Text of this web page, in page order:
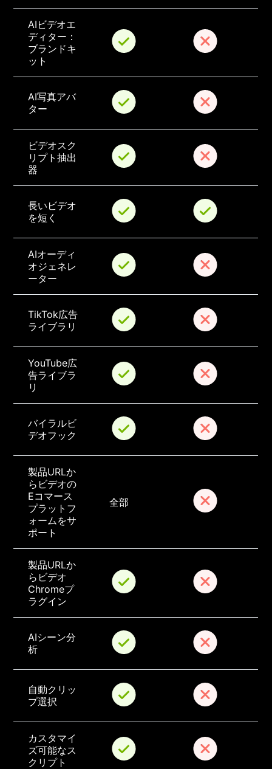
AIビデオエ
ディター：
ブランドキ
ット
AI写真アバ
ター
ビデオスク
リプト抽出
器
長いビデオ
を短く
AIオーディ
オジェネレ
ーター
TikTok広告
ライブラリ
YouTube広
告ライブラ
リ
バイラルビ
デオフック
製品URLか
らビデオの
Eコマース
プラットフ
ォームをサ
ポート
全部
製品URLか
らビデオ
Chromeプ
ラグイン
AIシーン分
析
自動クリッ
プ選択
カスタマイ
ズ可能なス
クリプト